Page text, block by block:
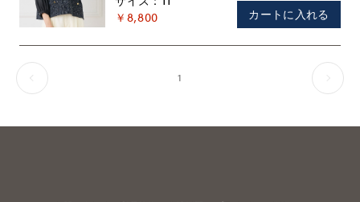
￥8,800
カートに入れる
1